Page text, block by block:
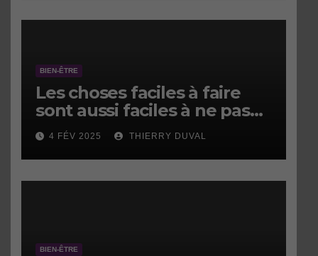
BIEN-ÊTRE
Les choses faciles à faire
sont aussi faciles à ne pas
faire.
4 FÉV 2025 THIERRY DUVAL
BIEN-ÊTRE